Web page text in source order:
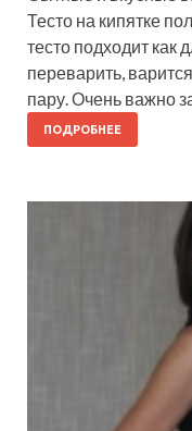
Тесто на кипятке
тесто подходит как
переварить,
пару. Очень важно
ПОДРОБНЕЕ